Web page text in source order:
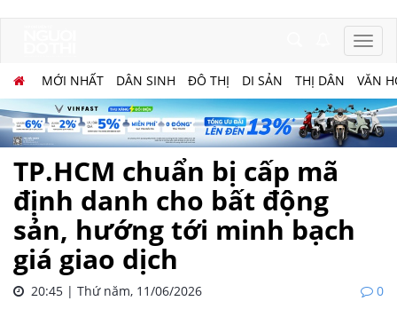
MỚI NHẤT DÂN SINH ĐÔ THỊ DI SẢN THỊ DÂN VĂN
TP.HCM chuẩn bị cấp mã
định danh cho bất động
sản, hướng tới minh bạch
giá giao dịch
20:45 | Thứ năm, 11/06/2026 0